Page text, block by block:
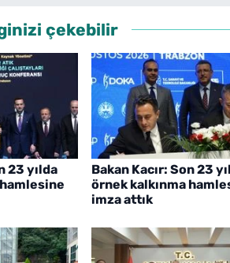
çekebilir
23 yılda
Bakan Kacır: Son 23
örnek kalkınma
imza attık